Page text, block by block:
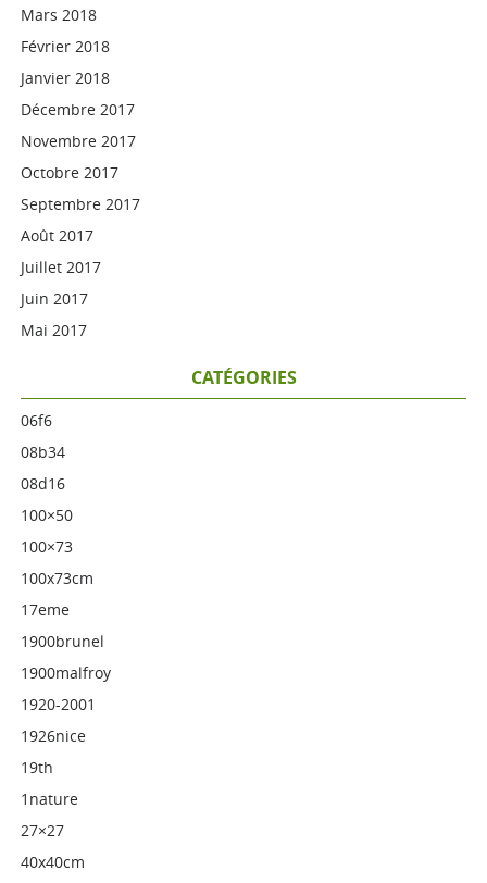
Mars 2018
Février 2018
Janvier 2018
Décembre 2017
Novembre 2017
Octobre 2017
Septembre 2017
Août 2017
Juillet 2017
Juin 2017
Mai 2017
CATÉGORIES
06f6
08b34
08d16
100×50
100×73
100x73cm
17eme
1900brunel
1900malfroy
1920-2001
1926nice
19th
1nature
27×27
40x40cm